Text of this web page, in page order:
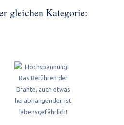
gleichen Kategorie: